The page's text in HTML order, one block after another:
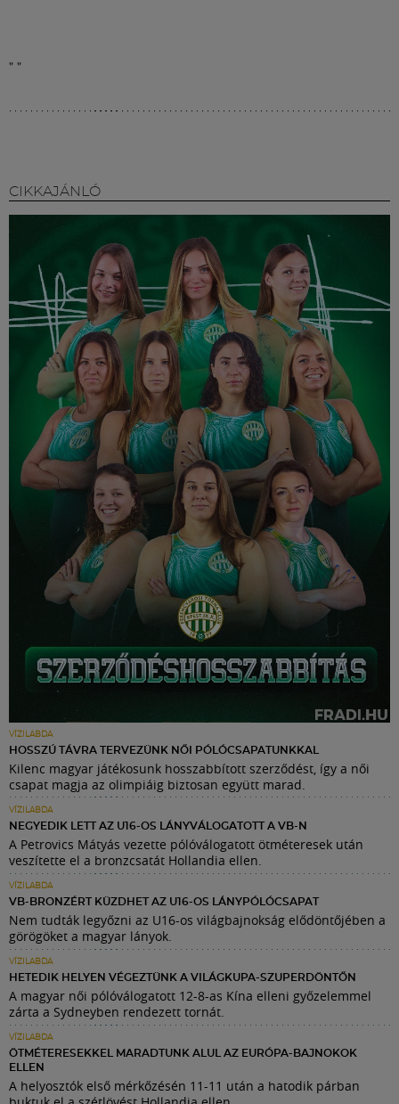
" "
CIKKAJÁNLÓ
VÍZILABDA
HOSSZÚ TÁVRA TERVEZÜNK NŐI PÓLÓCSAPATUNKKAL
Kilenc magyar játékosunk hosszabbított szerződést, így a női
csapat magja az olimpiáig biztosan együtt marad.
VÍZILABDA
NEGYEDIK LETT AZ U16-OS LÁNYVÁLOGATOTT A VB-N
A Petrovics Mátyás vezette pólóválogatott ötméteresek után
veszítette el a bronzcsatát Hollandia ellen.
VÍZILABDA
VB-BRONZÉRT KÜZDHET AZ U16-OS LÁNYPÓLÓCSAPAT
Nem tudták legyőzni az U16-os világbajnokság elődöntőjében a
görögöket a magyar lányok.
VÍZILABDA
HETEDIK HELYEN VÉGEZTÜNK A VILÁGKUPA-SZUPERDÖNTŐN
A magyar női pólóválogatott 12-8-as Kína elleni győzelemmel
zárta a Sydneyben rendezett tornát.
VÍZILABDA
ÖTMÉTERESEKKEL MARADTUNK ALUL AZ EURÓPA-BAJNOKOK
ELLEN
A helyosztók első mérkőzésén 11-11 után a hatodik párban